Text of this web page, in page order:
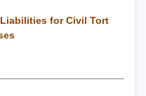
for Civil Tort